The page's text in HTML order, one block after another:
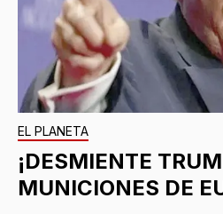
EL PLANETA
¡DESMIENTE
MUNICIONES DE